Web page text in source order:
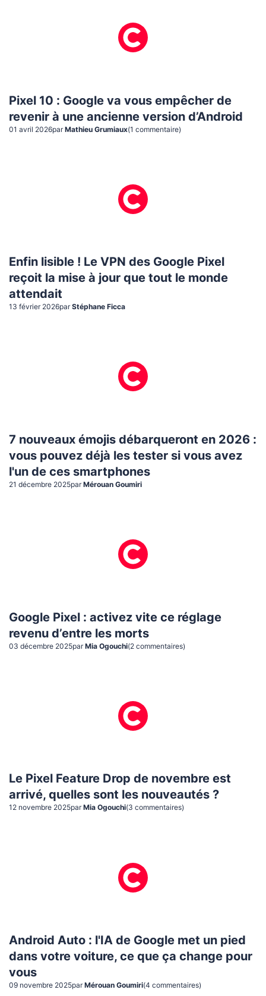
Pixel 10 : Google va vous empêcher de
revenir à une ancienne version d’Android
01 avril 2026par Mathieu Grumiaux(1 commentaire)
Enfin lisible ! Le VPN des Google Pixel
reçoit la mise à jour que tout le monde
attendait
13 février 2026par Stéphane Ficca
7 nouveaux émojis débarqueront en 2026 :
vous pouvez déjà les tester si vous avez
l'un de ces smartphones
21 décembre 2025par Mérouan Goumiri
Google Pixel : activez vite ce réglage
revenu d’entre les morts
03 décembre 2025par Mia Ogouchi(2 commentaires)
Le Pixel Feature Drop de novembre est
arrivé, quelles sont les nouveautés ?
12 novembre 2025par Mia Ogouchi(3 commentaires)
Android Auto : l'IA de Google met un pied
dans votre voiture, ce que ça change pour
vous
09 novembre 2025par Mérouan Goumiri(4 commentaires)